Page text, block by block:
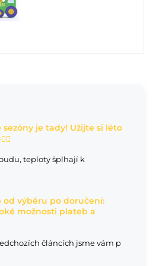
je tady! Užijte si léto
teploty šplhají k
výběru po doručení:
možnosti plateb a
článcích jsme vám p